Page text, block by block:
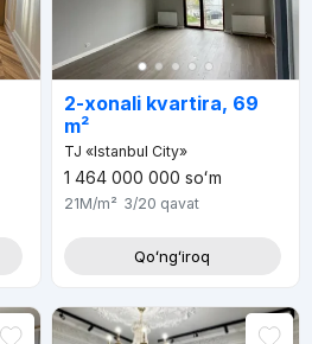
2-xonali kvartira, 69
m²
TJ «Istanbul City»
1 464 000 000 soʻm
21M/m² 3/20 qavat
Qoʻngʻiroq